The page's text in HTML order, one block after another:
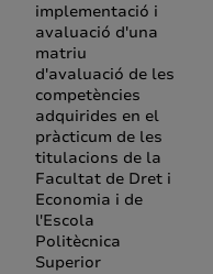
implementació i
avaluació d'una
matriu
d'avaluació de les
competències
adquirides en el
pràcticum de les
titulacions de la
Facultat de Dret i
Economia i de
l'Escola
Politècnica
Superior